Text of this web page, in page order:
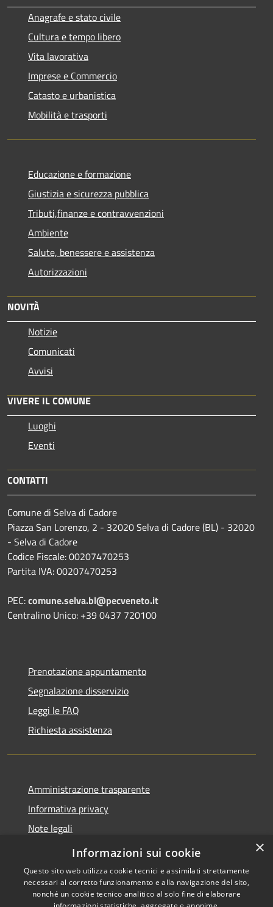
Anagrafe e stato civile
Cultura e tempo libero
Vita lavorativa
Imprese e Commercio
Catasto e urbanistica
Mobilità e trasporti
Educazione e formazione
Giustizia e sicurezza pubblica
Tributi,finanze e contravvenzioni
Ambiente
Salute, benessere e assistenza
Autorizzazioni
NOVITÀ
Notizie
Comunicati
Avvisi
VIVERE IL COMUNE
Luoghi
Eventi
CONTATTI
Comune di Selva di Cadore
Piazza San Lorenzo, 2 - 32020 Selva di Cadore (BL) - 32020
- Selva di Cadore
Codice Fiscale: 00207470253
Partita IVA: 00207470253
PEC:comune.selva.bl@pecveneto.it
Centralino Unico: +39 0437 720100
Prenotazione appuntamento
Segnalazione disservizio
Leggi le FAQ
Richiesta assistenza
Amministrazione trasparente
Informativa privacy
Note legali
Dichiarazione di accessibilità
×
Informazioni sui cookie
Questo sito web utilizza cookie tecnici e assimilati strettamente
necessari al corretto funzionamento e alla navigazione del sito,
nonché un cookie tecnico analitico al solo fine di elaborare